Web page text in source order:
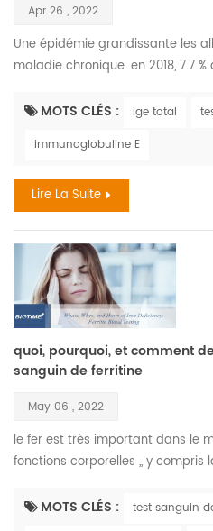
Apr 26 , 2022
Une épidémie grandissante les
maladie chronique. en 2018, 7.7
grave la plus courante mettant
d'insectes. le coût annuel des
MOTS CLÉS : ige total
immunoglobuline E
Lire La Suite
quoi, pourquoi, et comment
sanguin de ferritine
May 06 , 2022
le fer est très important dans le
fonctions corporelles ,, y compris
l'oxygène. le fer est également
MOTS CLÉS : test sanguin